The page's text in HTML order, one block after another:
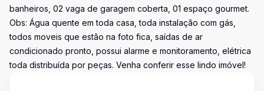
banheiros, 02 vaga de garagem coberta, 01 espaço gourmet.
Obs: Água quente em toda casa, toda instalação com gás,
todos moveis que estão na foto fica, saídas de ar
condicionado pronto, possui alarme e monitoramento, elétrica
toda distribuída por peças. Venha conferir esse lindo imóvel!